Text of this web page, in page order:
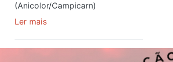
(Anicolor/Campicarn)
Ler maissobre
Oliveira